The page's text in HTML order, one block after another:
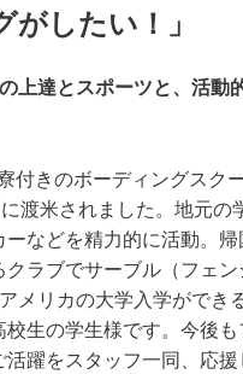
がしたい！」
上達とスポーツと、活動
付きのボーディングスク
渡米されました。地元の
などを精力的に活動。
ラブでサーブル（フェ
メリカの大学入学ができ
生の学生様です。今後
躍をスタッフ一同、応援